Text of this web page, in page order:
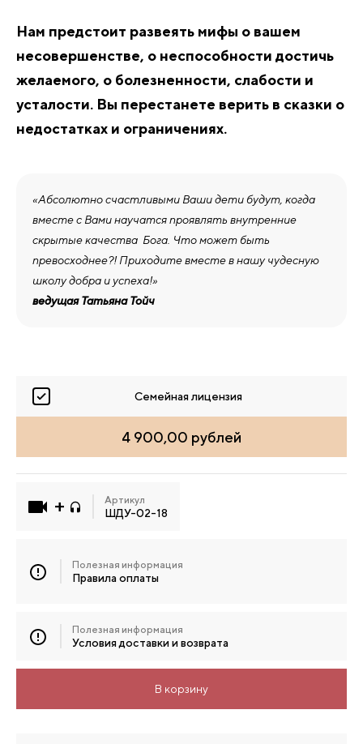
Нам предстоит развеять мифы о вашем
несовершенстве, о неспособности достичь
желаемого, о болезненности, слабости и
усталости. Вы перестанете верить в сказки о
недостатках и ограничениях.
«Абсолютно счастливыми Ваши дети будут, когда
вместе с Вами научатся проявлять внутренние
скрытые качества Бога. Что может быть
превосходнее?! Приходите вместе в нашу чудесную
школу добра и успеха!»
ведущая Татьяна Тойч
Семейная лицензия
4 900,00 рублей
Артикул
ШДУ-02-18
Полезная информация
Правила оплаты
Полезная информация
Условия доставки и возврата
В корзину